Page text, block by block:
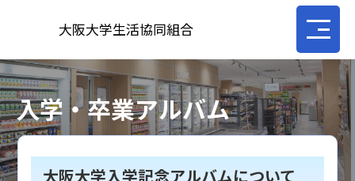
大阪大学生活協同組合
入学・卒業アルバム
大阪大学入学記念アルバムについて